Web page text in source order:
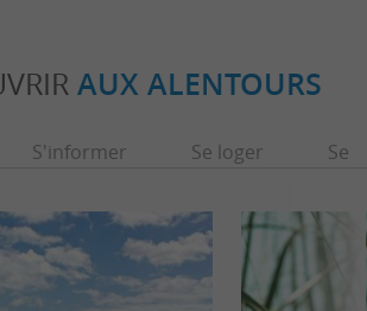
AUX ALENTOURS
S'informer Se loger Se